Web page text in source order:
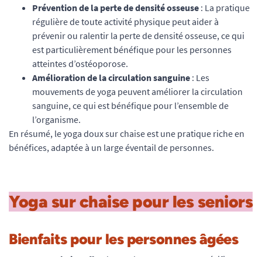
Prévention de la perte de densité osseuse : La pratique
régulière de toute activité physique peut aider à
prévenir ou ralentir la perte de densité osseuse, ce qui
est particulièrement bénéfique pour les personnes
atteintes d’ostéoporose.
Amélioration de la circulation sanguine : Les
mouvements de yoga peuvent améliorer la circulation
sanguine, ce qui est bénéfique pour l’ensemble de
l’organisme.
En résumé, le yoga doux sur chaise est une pratique riche en
bénéfices, adaptée à un large éventail de personnes.
Yoga sur chaise pour les seniors
Bienfaits pour les personnes âgées